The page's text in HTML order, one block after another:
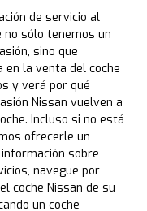
de servicio al
no sólo tenemos un
sino que
en la venta del coche
y verá por qué
Nissan vuelven a
Incluso si no está
ofrecerle un
sobre
navegue por
coche Nissan de su
un coche